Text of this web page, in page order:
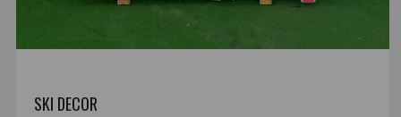
SKI DECOR